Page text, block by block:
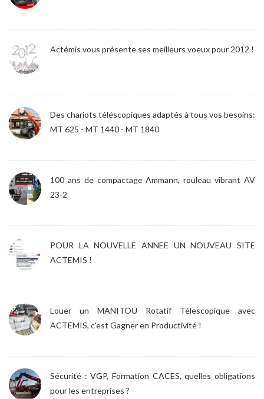
Actémis vous présente ses meilleurs voeux pour 2012 !
Des chariots téléscopiques adaptés à tous vos besoins:
MT 625 - MT 1440 - MT 1840
100 ans de compactage Ammann, rouleau vibrant AV
23-2
POUR LA NOUVELLE ANNEE UN NOUVEAU SITE
ACTEMIS !
Louer un MANITOU Rotatif Télescopique avec
ACTEMIS, c'est Gagner en Productivité !
Sécurité : VGP, Formation CACES, quelles obligations
pour les entreprises ?